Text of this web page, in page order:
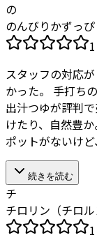
の
のんびりかずっぴ
スタッフの対応
かった。 手打ち
出汁つゆが評判
けたり、自然豊
ポットがないけ
続きを読む
チ
チロリン（チロル